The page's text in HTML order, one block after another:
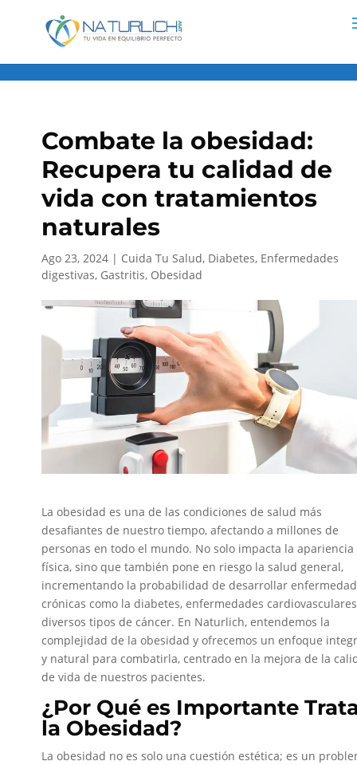
Combate la obesidad:
Recupera tu calidad de
vida con tratamientos
naturales
Ago 23, 2024 | Cuida Tu Salud, Diabetes, Enfermedades
digestivas, Gastritis, Obesidad
La obesidad es una de las condiciones de salud más
desafiantes de nuestro tiempo, afectando a millones de
personas en todo el mundo. No solo impacta la apariencia
física, sino que también pone en riesgo la salud general,
incrementando la probabilidad de desarrollar
crónicas como la diabetes, enfermedades
diversos tipos de cáncer. En Naturlich, entendemos la
complejidad de la obesidad y ofrecemos un enfoque
y natural para combatirla, centrado en la mejora de la
de vida de nuestros pacientes.
¿Por Qué es Importante
la Obesidad?
La obesidad no es solo una cuestión estética; es un